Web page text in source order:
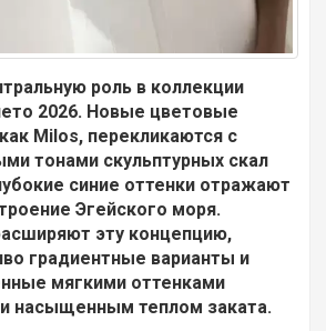
роль в коллекции
2026. Новые цветовые
Milos, перекликаются с
тонами скульптурных скал
синие оттенки отражают
Эгейского моря.
эту концепцию,
градиентные варианты и
мягкими оттенками
насыщенным теплом заката.